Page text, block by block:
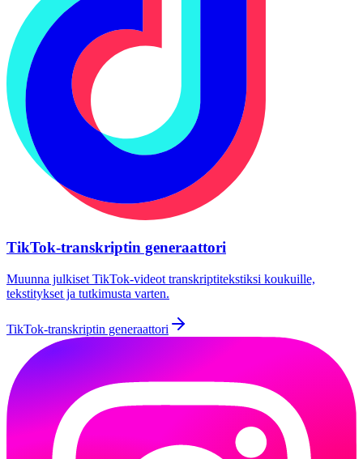
TikTok-transkriptin generaattori
Muunna julkiset TikTok-videot transkriptitekstiksi koukuille,
tekstitykset ja tutkimusta varten.
TikTok-transkriptin generaattori